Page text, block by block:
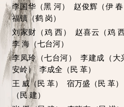
李国华（黑 河） 赵俊辉（伊
福镇（鹤 岗）
刘家财（鸡 西） 赵喜云（鸡
李 海（七台河）
李凤玲（七台河） 李建成（
安岭） 李成全（民 革）
王 威（民 革） 宿万盛（民 革
（民 建）